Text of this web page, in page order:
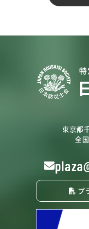
東京都
全
プ